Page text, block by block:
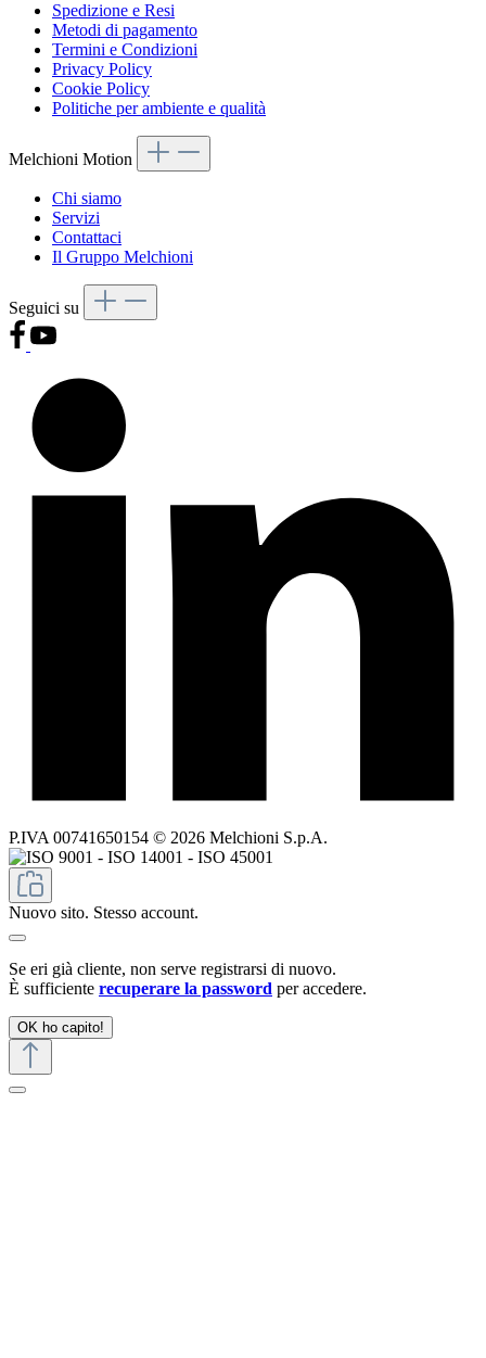
Spedizione e Resi
Metodi di pagamento
Termini e Condizioni
Privacy Policy
Cookie Policy
Politiche per ambiente e qualità
Melchioni Motion
Chi siamo
Servizi
Contattaci
Il Gruppo Melchioni
Seguici su
P.IVA 00741650154 © 2026 Melchioni S.p.A.
Nuovo sito. Stesso account.
Se eri già cliente, non serve registrarsi di nuovo.
È sufficiente recuperare la password per accedere.
OK ho capito!